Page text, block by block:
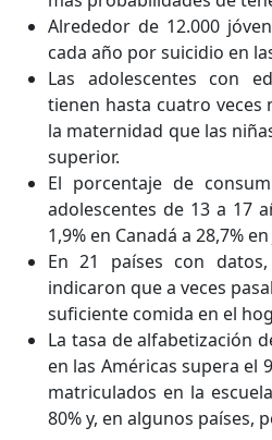
Alrededor de 12.000
cada año por suicidio en
Las adolescentes con
tienen hasta cuatro veces
la maternidad que las
superior.
El porcentaje de
adolescentes de 13 a 17
1,9% en Canadá a 28,7%
En 21 países con
indicaron que a veces
suficiente comida en el
La tasa de alfabetización
en las Américas supera el
matriculados en la
80% y, en algunos países,